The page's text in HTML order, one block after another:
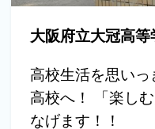
大阪府立大冠高等
高校生活を思い
高校へ！ 「楽し
なげます！！